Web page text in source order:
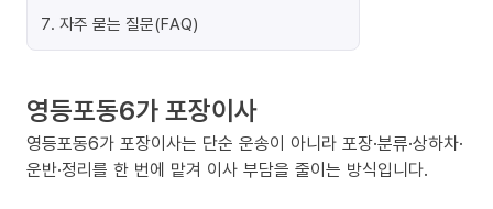
7. 자주 묻는 질문(FAQ)
영등포동6가 포장이사
영등포동6가 포장이사는 단순 운송이 아니라 포장·분류·상하차·
운반·정리를 한 번에 맡겨 이사 부담을 줄이는 방식입니다.